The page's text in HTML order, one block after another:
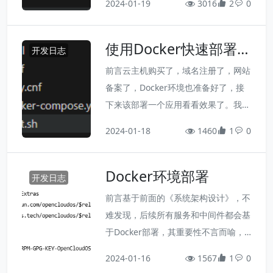
的资料很多，感兴趣的请自行搜索，我
完全属于自己的个人博客，而不是一上
来就开始做产品设计，甚至撸代码。
2024-01-19 3016 2 0
开发日志
使用Docker快速部署M
ySql数据库
前言云主机购买了，域名注册了，网站
备案了，Docker环境也准备好了，接
下来该部署一个应用看看效果了。我这
基础中间件，后续的很多应用都会用得
上，并且，MySql通过客户端工具也可
以比较容易验证部署后的整体效果。
2024-01-18 1460 1 0
开发日志 Docker环境部署
前言基于前面的《系统架构设计》，不
难发现，后续所有服务和中间件都会基
于Docker部署，其重要性不言而喻，
上搭建Docker环境。1. 先决条件云主
2024-01-16 1567 1 0